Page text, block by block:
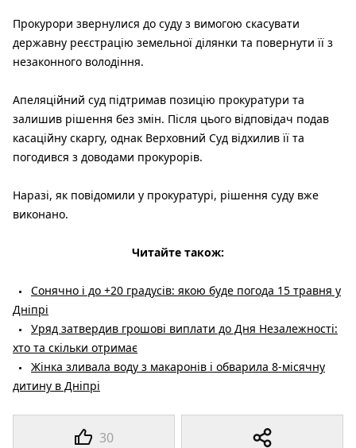
30
Прокурори звернулися до суду з вимогою скасувати
державну реєстрацію земельної ділянки та повернути її з
незаконного володіння.
Апеляційний суд підтримав позицію прокуратури та
залишив рішення без змін. Після цього відповідач подав
касаційну скаргу, однак Верховний Суд відхилив її та
погодився з доводами прокурорів.
Наразі, як повідомили у прокуратурі, рішення суду вже
виконано.
Читайте також:
Сонячно і до +20 градусів: якою буде погода 15 травня у
Дніпрі
Уряд затвердив грошові виплати до Дня Незалежності:
хто та скільки отримає
Жінка зливала воду з макаронів і обварила 8-місячну
дитину в Дніпрі